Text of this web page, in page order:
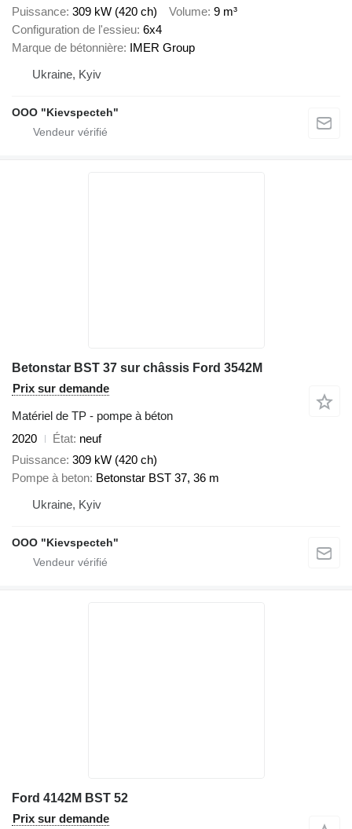
Puissance 309 kW (420 ch) Volume 9 m³
Configuration de l'essieu 6x4
Marque de bétonnière IMER Group
Ukraine, Kyiv
OOO "Kievspecteh"
Betonstar BST 37 sur châssis Ford 3542M
Prix sur demande
Matériel de TP - pompe à béton
2020
État neuf
Puissance 309 kW (420 ch)
Pompe à beton Betonstar BST 37, 36 m
Ukraine, Kyiv
OOO "Kievspecteh"
Ford 4142M BST 52
Prix sur demande